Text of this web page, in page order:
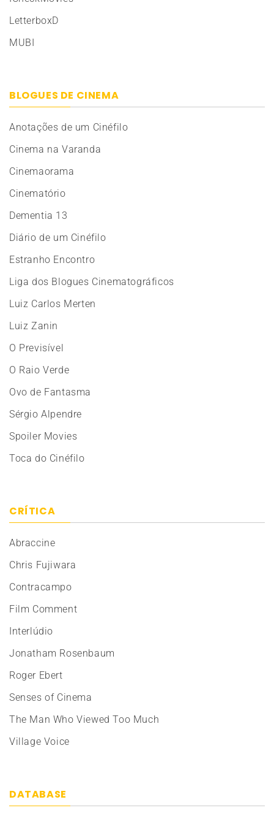
LetterboxD
MUBI
BLOGUES DE CINEMA
Anotações de um Cinéfilo
Cinema na Varanda
Cinemaorama
Cinematório
Dementia 13
Diário de um Cinéfilo
Estranho Encontro
Liga dos Blogues Cinematográficos
Luiz Carlos Merten
Luiz Zanin
O Previsível
O Raio Verde
Ovo de Fantasma
Sérgio Alpendre
Spoiler Movies
Toca do Cinéfilo
CRÍTICA
Abraccine
Chris Fujiwara
Contracampo
Film Comment
Interlúdio
Jonatham Rosenbaum
Roger Ebert
Senses of Cinema
The Man Who Viewed Too Much
Village Voice
DATABASE